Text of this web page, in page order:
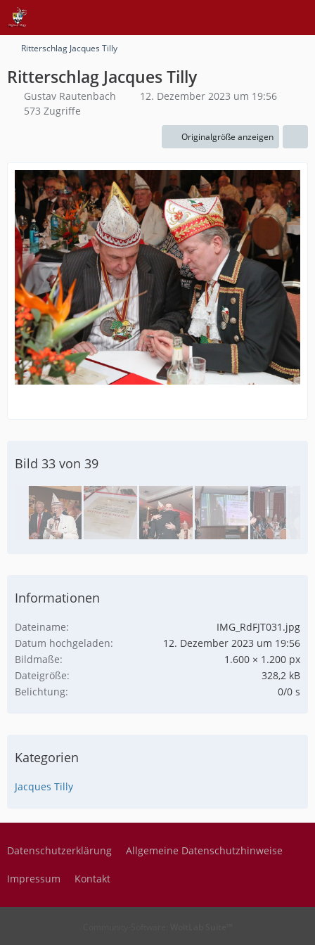
Ritterschlag Jacques Tilly
Ritterschlag Jacques Tilly
Gustav Rautenbach
12. Dezember 2023 um 19:56
573 Zugriffe
Originalgröße anzeigen
Bild 33 von 39
Informationen
Dateiname
IMG_RdFJT031.jpg
Datum hochgeladen
12. Dezember 2023 um 19:56
Bildmaße
1.600 × 1.200 px
Dateigröße
328,2 kB
Belichtung
0/0 s
Kategorien
Jacques Tilly
Datenschutzerklärung Allgemeine Datenschutzhinweise
Impressum Kontakt